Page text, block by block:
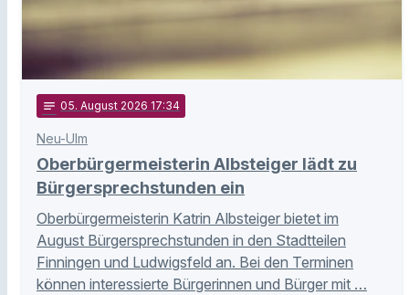
notes 05. August 2026 17:34
Neu-Ulm
Oberbürgermeisterin Albsteiger lädt zu
Bürgersprechstunden ein
Oberbürgermeisterin Katrin Albsteiger bietet im
August Bürgersprechstunden in den Stadtteilen
Finningen und Ludwigsfeld an. Bei den Terminen
können interessierte Bürgerinnen und Bürger mit …